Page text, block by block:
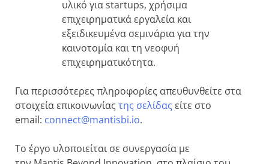
υλικό για startups, χρήσιμα
επιχειρηματικά εργαλεία και
εξειδικευμένα σεμινάρια για την
καινοτομία και τη νεοφυή
επιχειρηματικότητα.
Για περισσότερες πληροφορίες απευθυνθείτε στα
στοιχεία επικοινωνίας της σελίδας είτε στο
email: connect@mantisbi.io.
Το έργο υλοποιείται σε συνεργασία με